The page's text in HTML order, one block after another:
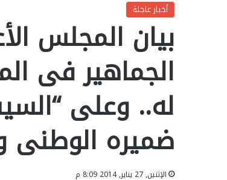
أخبار عاجلة
بيان المجلس
الجماهير فى
له.. وعلى
ضميره الوطنى
الإثنين, 27 يناير, 2014 8:09 م